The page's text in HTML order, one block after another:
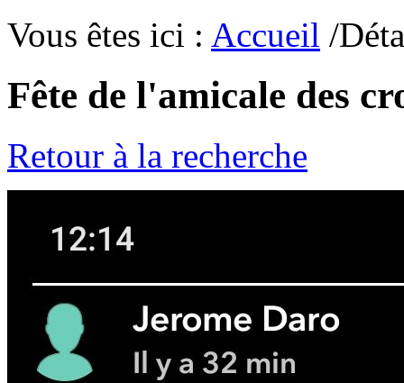
Vous êtes ici : Accueil /
Fête de l'amicale des
Retour à la recherche